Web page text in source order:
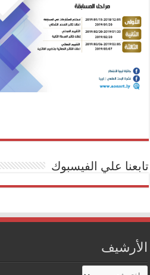
تابعنا علي الفيسبوك
الأرشيف
الأرشيف